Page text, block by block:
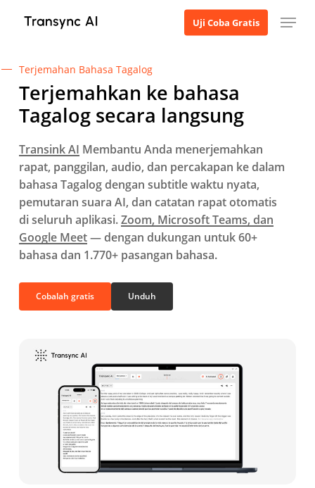
utama
Uji Coba Gratis Menu
Terjemahan Bahasa Tagalog
Terjemahkan ke bahasa
Tagalog secara langsung
Transink AI Membantu Anda menerjemahkan
rapat, panggilan, audio, dan percakapan ke dalam
bahasa Tagalog dengan subtitle waktu nyata,
pemutaran suara AI, dan catatan rapat otomatis
di seluruh aplikasi.Zoom, Microsoft Teams, dan
Google Meet— dengan dukungan untuk 60+
bahasa dan 1.770+ pasangan bahasa.
Cobalah gratis Unduh